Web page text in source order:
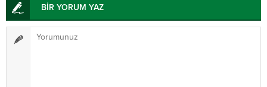
BİR YORUM YAZ